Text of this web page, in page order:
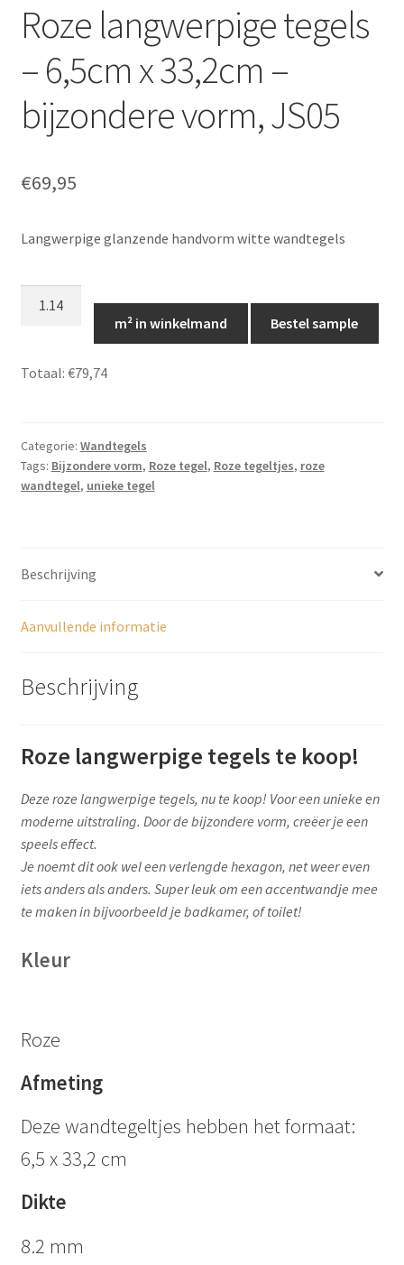
Roze langwerpige tegels
– 6,5cm x 33,2cm –
bijzondere vorm, JS05
€69,95
Langwerpige glanzende handvorm witte wandtegels
-
bijzondere
m² in winkelmand Bestel sample
Totaal: €79,74
Categorie: Wandtegels
Tags: Bijzondere vorm, Roze tegel, Roze tegeltjes, roze
wandtegel, unieke tegel
Beschrijving
Aanvullende informatie
Beschrijving
Roze langwerpige tegels te koop!
Deze roze langwerpige tegels, nu te koop! Voor een unieke en
moderne uitstraling. Door de bijzondere vorm, creëer je een
speels effect.
Je noemt dit ook wel een verlengde hexagon, net weer even
iets anders als anders. Super leuk om een accentwandje mee
te maken in bijvoorbeeld je badkamer, of toilet!
Kleur
Roze
Afmeting
Deze wandtegeltjes hebben het formaat:
6,5 x 33,2 cm
Dikte
8.2 mm